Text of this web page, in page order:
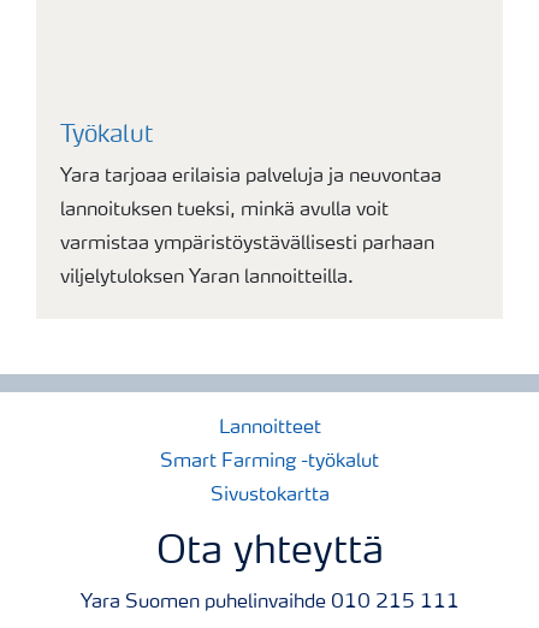
Työkalut
Yara tarjoaa erilaisia palveluja ja neuvontaa
lannoituksen tueksi, minkä avulla voit
varmistaa ympäristöystävällisesti parhaan
viljelytuloksen Yaran lannoitteilla.
Lannoitteet
Smart Farming -työkalut
Sivustokartta
Ota yhteyttä
Yara Suomen puhelinvaihde 010 215 111